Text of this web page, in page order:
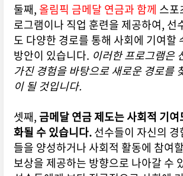
둘째, 올림픽 금메달 연금과 함께 스포
로그램이나 직업 훈련을 제공하여, 선
도 다양한 경로를 통해 사회에 기여할
방안이 있습니다. 이러한 프로그램은
가진 경험을 바탕으로 새로운 경로를
이 될 것입니다.
셋째, 금메달 연금 제도는 사회적 기
화될 수 있습니다.선수들이 자신의 경
들을 양성하거나 사회적 활동에 참여
보상을 제공하는 방향으로 나아갈 수